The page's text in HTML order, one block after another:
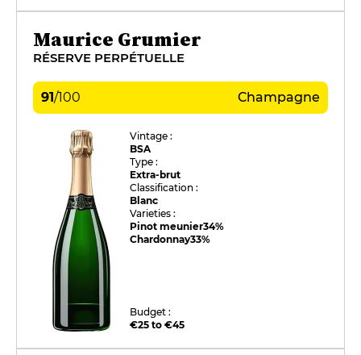
Maurice Grumier
RÉSERVE PERPÉTUELLE
91/100 Champagne
Vintage :
BSA
Type :
Extra-brut
Classification :
Blanc
Varieties :
Pinot meunier34%
Chardonnay33%
Budget :
€25 to €45